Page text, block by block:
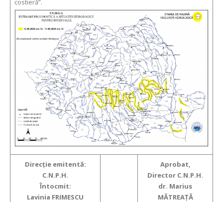
Direcție emitentă:
C.N.P.H.
Întocmit:
Lavinia FRIMESCU
Aprobat,
Director C.N.P.H.
dr. Marius
MĂTREAȚĂ